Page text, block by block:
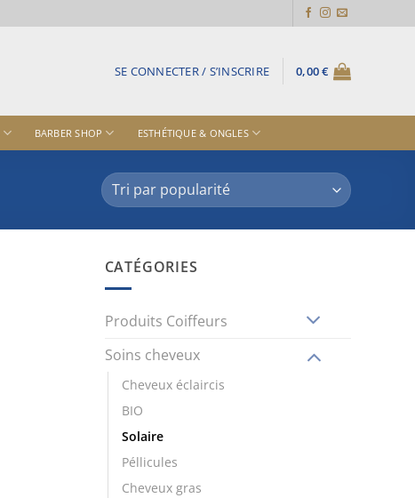
SE CONNECTER / S’INSCRIRE 0,00€
BARBER SHOP ESTHÉTIQUE & ONGLES
CATÉGORIES
Produits Coiffeurs
Soins cheveux
Cheveux éclaircis
BIO
Solaire
Péllicules
Cheveux gras